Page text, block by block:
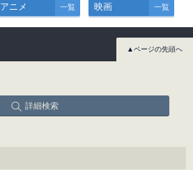
アニメ 一覧 映画 一覧
▲ページの先頭へ
詳細検索